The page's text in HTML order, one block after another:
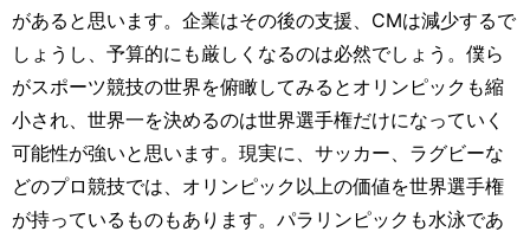
があると思います。企業はその後の支援、CMは減少するで
しょうし、予算的にも厳しくなるのは必然でしょう。僕ら
がスポーツ競技の世界を俯瞰してみるとオリンピックも縮
小され、世界一を決めるのは世界選手権だけになっていく
可能性が強いと思います。現実に、サッカー、ラグビーな
どのプロ競技では、オリンピック以上の価値を世界選手権
が持っているものもあります。パラリンピックも水泳であ